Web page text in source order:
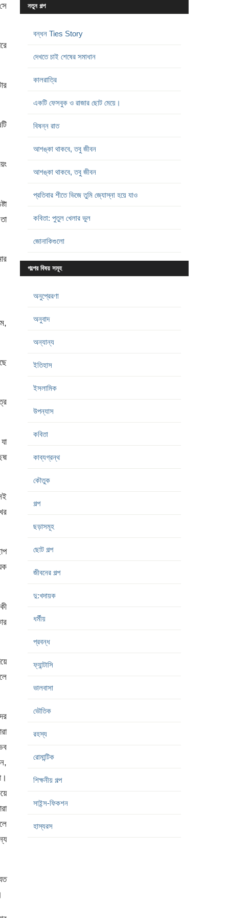
নতুন গল্প
বন্ধন Ties Story
দেখতে চাই শেষের সমাধান
কালরাত্রি
একটি ফেসবুক ও রাজার ছোট মেয়ে।
বিষন্ন রাত
আশঙ্কা থাকবে, তবু জীবন
আশঙ্কা থাকবে, তবু জীবন
প্রতিবার শীতে ভিজে তুমি জ্যোস্না হয়ে যাও
কবিতা: পুতুল খেলার ভুল
জোনাকিগুলো
গল্পের বিষয় সমূহ
অনুপ্রেরণা
অনুবাদ
অন্যান্য
ইতিহাস
ইসলামিক
উপন্যাস
কবিতা
কাব্যগ্রন্থ
কৌতুক
গল্প
ছড়াসমূহ
ছোট গল্প
জীবনের গল্প
দু:খদায়ক
ধর্মীয়
প্রবন্ধ
ফ্যান্টাসি
ভালবাসা
ভৌতিক
রহস্য
রোমান্টিক
শিক্ষনীয় গল্প
সাইন্স-ফিকশন
হাস্যরস